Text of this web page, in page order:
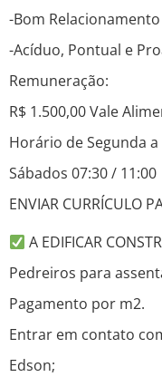
-Bom
-Acíduo, Pontual e
Remuneração:
R$ 1.500,00 Vale
Horário de Segunda
Sábados 07:30 / 11:00
ENVIAR CURRÍCULO
A EDIFICAR
Pedreiros para
Pagamento por m2.
Entrar em contato
Edson;